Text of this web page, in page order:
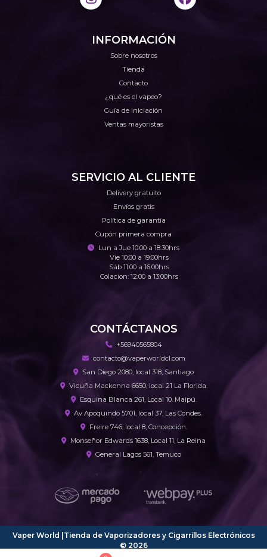
INFORMACIÓN
Sobre nosotros
Tienda
Contacto
¿qué es el vapeo?
Guía de iniciación
Ventas mayoristas
SERVICIO AL CLIENTE
Delivery gratuito
Envíos gratis
Política de garantía
Cupón primera compra
Lun a Jue 10:00 a 18:30hrs
Vie 10:00 a 19:00hrs
Sáb 11:00 a 16:00hrs
Colacion: 12:00 a 13:00hrs
CONTÁCTANOS
+56940565804
contacto@vaperworldcl.com
San Diego 2080, local 318, Santiago
Vicuña Mackenna 6650, local 21 La Florida.
Esquina Blanca 261, Local 10. Maipú.
Av Apoquindo 5701, local 37, Las Condes.
Freire 746, local 8, Concepción.
Monseñor Edwards 1638, Local 11, La Reina
General Lagos 561, Temuco
Vaper World |Tienda de Vaporizadores y Cigarrillos Electrónicos
© 2026